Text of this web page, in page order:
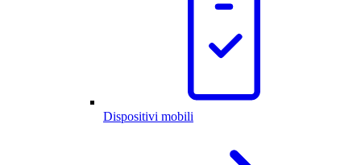
Dispositivi mobili